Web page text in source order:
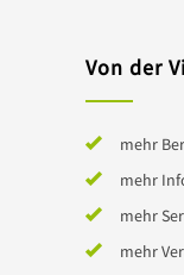
Von der
mehr
mehr
mehr
mehr